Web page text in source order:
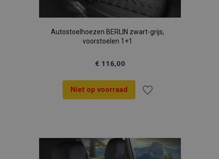
Autostoelhoezen BERLIN zwart-grijs,
voorstoelen 1+1
€ 116,00
Niet op voorraad
aan